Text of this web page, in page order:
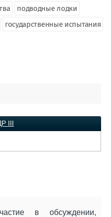
подводные лодки
государственные испытания
III
в обсуждении,